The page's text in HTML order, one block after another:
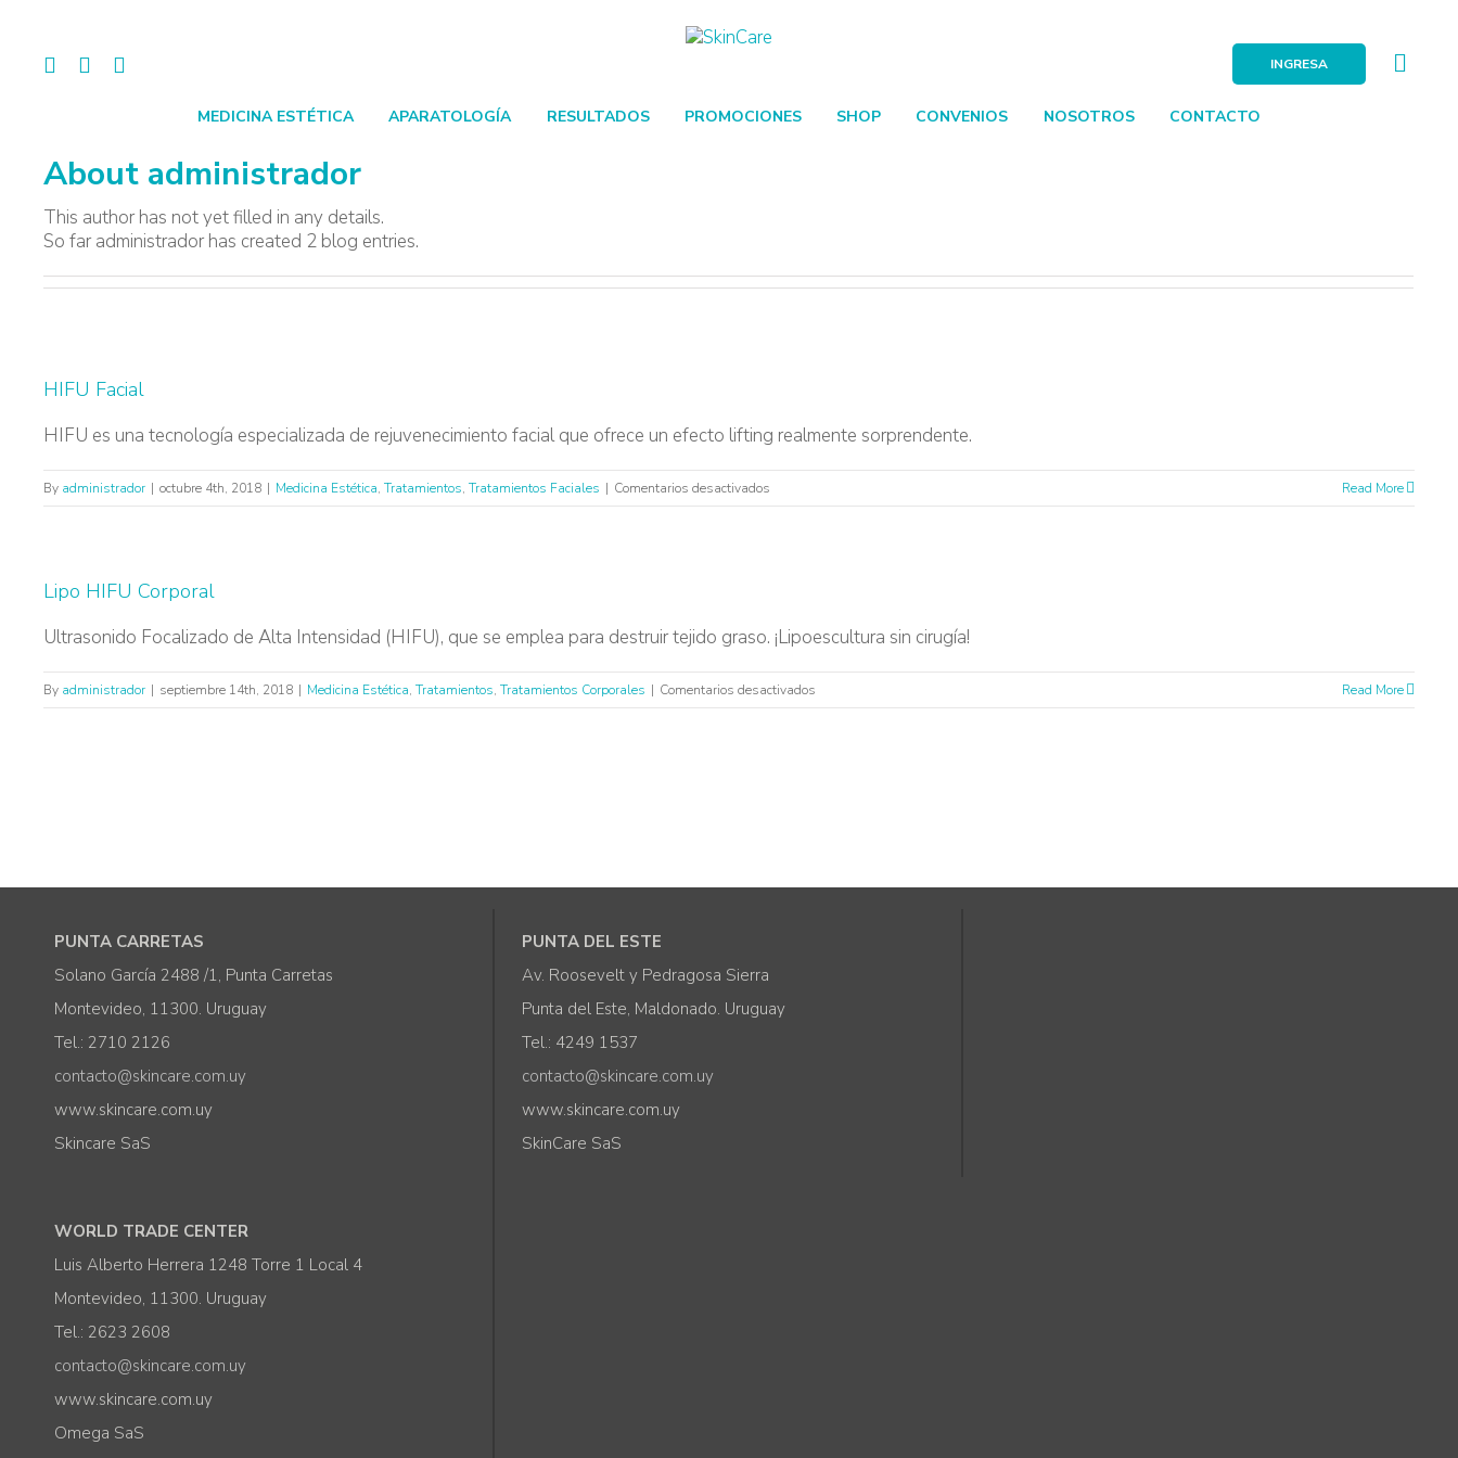
content FacebookWhatsapp INGRESA
MEDICINA ESTÉTICA APARATOLOGÍA RESULTADOS PROMOCIONES SHOP CONVENIOS NOSOTROS CONTACTO
About administrador
This author has not yet filled in any details.
So far administrador has created 2 blog entries.
HIFU Facial
HIFU es una tecnología especializada de rejuvenecimiento facial que ofrece un efecto lifting realmente sorprendente.
By administrador | octubre 4th, 2018 | Medicina Estética,Tratamientos,Tratamientos Faciales | Comentarios desactivados Read More
Lipo HIFU Corporal
Ultrasonido Focalizado de Alta Intensidad (HIFU), que se emplea para destruir tejido graso. ¡Lipoescultura sin cirugía!
By administrador | septiembre 14th, 2018 | Medicina Estética,Tratamientos,Tratamientos Corporales | Comentarios desactivados Read More
PUNTA CARRETAS
Solano García 2488 /1, Punta Carretas
Montevideo, 11300. Uruguay
Tel.: 2710 2126
contacto@skincare.com.uy
www.skincare.com.uy
Skincare SaS
WORLD TRADE CENTER
Luis Alberto Herrera 1248 Torre 1 Local 4
Montevideo, 11300. Uruguay
Tel.: 2623 2608
contacto@skincare.com.uy
www.skincare.com.uy
Omega SaS
PUNTA DEL ESTE
Av. Roosevelt y Pedragosa Sierra
Punta del Este, Maldonado. Uruguay
Tel.: 4249 1537
contacto@skincare.com.uy
www.skincare.com.uy
SkinCare SaS